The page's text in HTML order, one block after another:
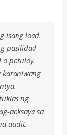
isang load.
pasilidad
o patuloy.
karaniwang
ng
aaksaya sa
audit.